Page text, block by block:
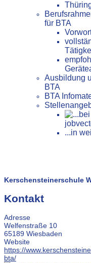
für BTA
Ausbildung
BTA
BTA
...in
Kerschensteinerschule
Kontakt
Adresse
Welfenstraße 10
65189 Wiesbaden
Website
https://
bta/